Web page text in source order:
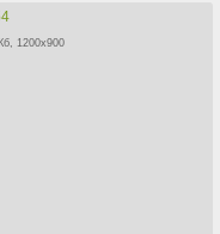
1200x900